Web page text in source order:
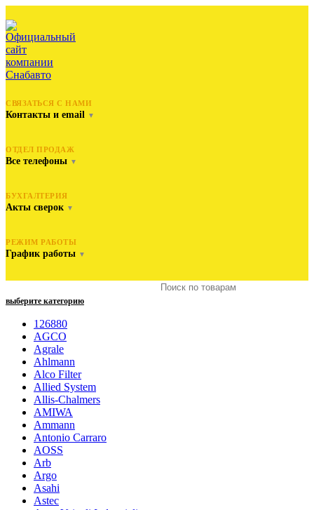
СВЯЗАТЬСЯ С НАМИ
Контакты и email ▼
ОТДЕЛ ПРОДАЖ
Все телефоны ▼
БУХГАЛТЕРИЯ
Акты сверок ▼
РЕЖИМ РАБОТЫ
График работы ▼
выберите категорию
126880
AGCO
Agrale
Ahlmann
Alco Filter
Allied System
Allis-Chalmers
AMIWA
Ammann
Antonio Carraro
AOSS
Arb
Argo
Asahi
Astec